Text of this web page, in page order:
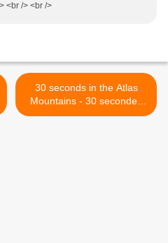
<br /> <br />
30 seconds in the Atlas
Mountains - 30 secondes
dans l'Atlas >